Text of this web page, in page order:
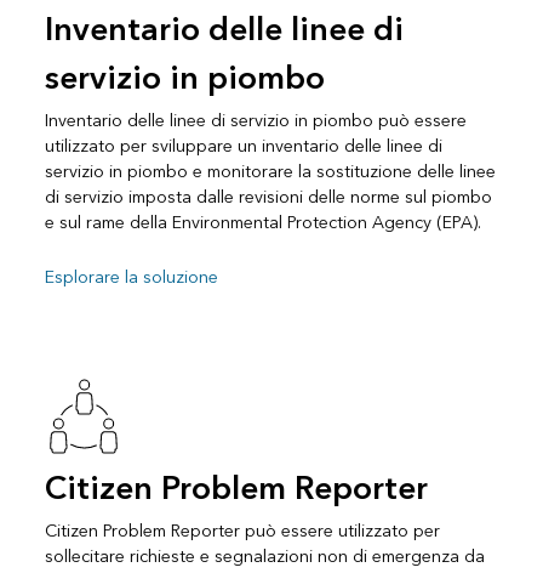
Inventario delle linee di
servizio in piombo
Inventario delle linee di servizio in piombo può essere
utilizzato per sviluppare un inventario delle linee di
servizio in piombo e monitorare la sostituzione delle linee
di servizio imposta dalle revisioni delle norme sul piombo
e sul rame della Environmental Protection Agency (EPA).
Esplorare la soluzione
Citizen Problem Reporter
Citizen Problem Reporter può essere utilizzato per
sollecitare richieste e segnalazioni non di emergenza da